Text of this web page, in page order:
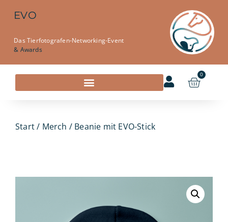
EVO
Das Tierfotografen-Networking-Event
& Awards
0
Start/ Merch / Beanie mit EVO-Stick